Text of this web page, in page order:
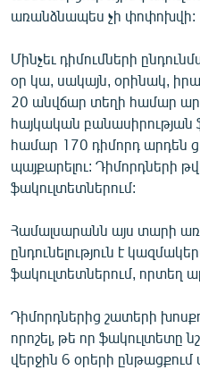
ԲԱՆԱՎԵՃ
ՓՈԴՔԱՍԹ
Հայերեն
English
Русский
ՀԵՏԵՎԵՔ ՄԵԶ
«Ազատության» բոլոր
առանձնապես չի փոփոխվի:
Մինչեւ դիմումների
օր կա, սակայն, օրինակ,
20 անվճար տեղի համար
հայկական բանասիրության
համար 170 դիմորդ արդեն
պայքարելու: Դիմորդների
ֆակուլտետներում:
Համալսարանն այս տարի
ընդունելություն է
ֆակուլտետներում, որտեղ
Դիմորդներից շատերի
որոշել, թե որ ֆակուլտետը
վերջին 6 օրերի